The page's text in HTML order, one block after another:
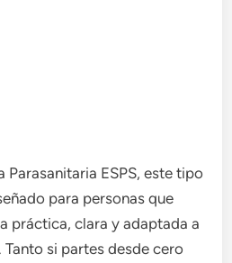
Parasanitaria ESPS, este tipo
para personas que
práctica, clara y adaptada a
si partes desde cero